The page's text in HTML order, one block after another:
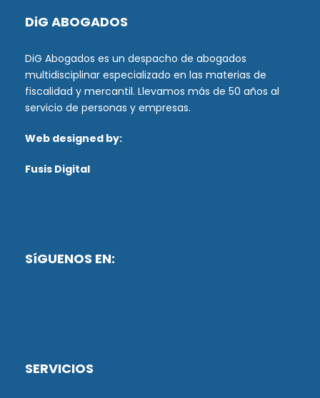
DiG ABOGADOS
DiG Abogados es un despacho de abogados
multidisciplinar especializado en las materias de
fiscalidad y mercantil. Llevamos más de 50 años al
servicio de personas y empresas.
Web designed by:
Fusis Digital
SíGUENOS EN:
SERVICIOS